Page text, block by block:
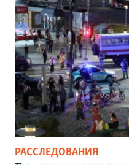
РАССЛЕДОВАНИЯ